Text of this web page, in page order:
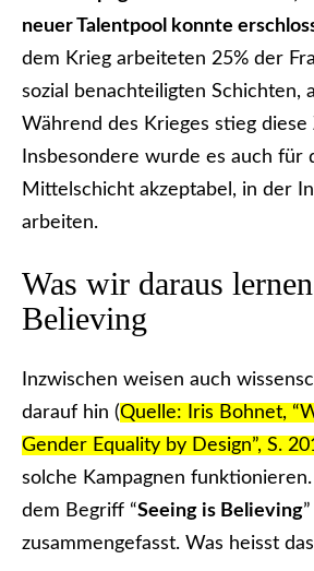
neuer Talentpool konnte
dem Krieg arbeiteten 25% der
sozial benachteiligten Schichten,
Während des Krieges stieg diese
Insbesondere wurde es auch für
Mittelschicht akzeptabel, in der
arbeiten.
Was wir daraus
Believing
Inzwischen weisen auch
darauf hin (Quelle: Iris Bohnet,
Gender Equality by Design”, S.
solche Kampagnen
dem Begriff “Seeing is Believing”
zusammengefasst. Was heisst